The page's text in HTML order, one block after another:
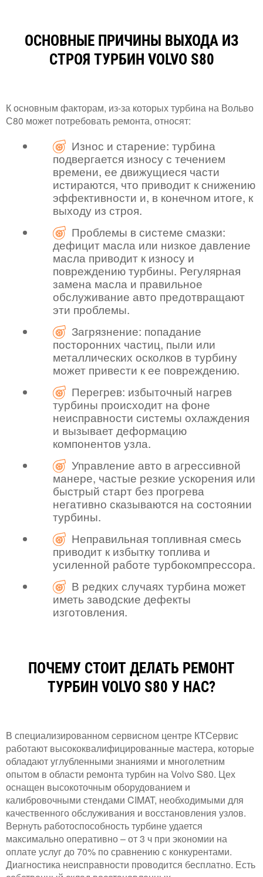
ОСНОВНЫЕ ПРИЧИНЫ ВЫХОДА ИЗ
СТРОЯ ТУРБИН VOLVO S80
К основным факторам, из-за которых турбина на Вольво
С80 может потребовать ремонта, относят:
Износ и старение: турбина
подвергается износу с течением
времени, ее движущиеся части
истираются, что приводит к снижению
эффективности и, в конечном итоге, к
выходу из строя.
Проблемы в системе смазки:
дефицит масла или низкое давление
масла приводит к износу и
повреждению турбины. Регулярная
замена масла и правильное
обслуживание авто предотвращают
эти проблемы.
Загрязнение: попадание
посторонних частиц, пыли или
металлических осколков в турбину
может привести к ее повреждению.
Перегрев: избыточный нагрев
турбины происходит на фоне
неисправности системы охлаждения
и вызывает деформацию
компонентов узла.
Управление авто в агрессивной
манере, частые резкие ускорения или
быстрый старт без прогрева
негативно сказываются на состоянии
турбины.
Неправильная топливная смесь
приводит к избытку топлива и
усиленной работе турбокомпрессора.
В редких случаях турбина может
иметь заводские дефекты
изготовления.
ПОЧЕМУ СТОИТ ДЕЛАТЬ РЕМОНТ
ТУРБИН VOLVO S80 У НАС?
В специализированном сервисном центре КТСервис
работают высококвалифицированные мастера, которые
обладают углубленными знаниями и многолетним
опытом в области ремонта турбин на Volvo S80. Цех
оснащен высокоточным оборудованием и
калибровочными стендами CIMAT, необходимыми для
качественного обслуживания и восстановления узлов.
Вернуть работоспособность турбине удается
максимально оперативно – от 3 ч при экономии на
оплате услуг до 70% по сравнению с конкурентами.
Диагностика неисправности проводится бесплатно. Есть